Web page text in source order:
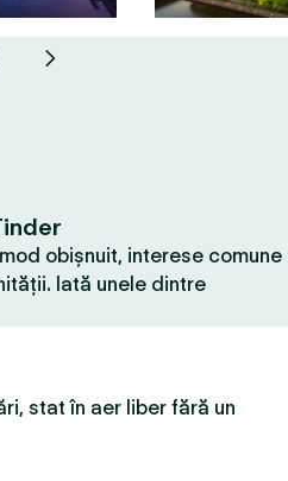
obișnuit, interese comune
Iată unele dintre
stat în aer liber fără un